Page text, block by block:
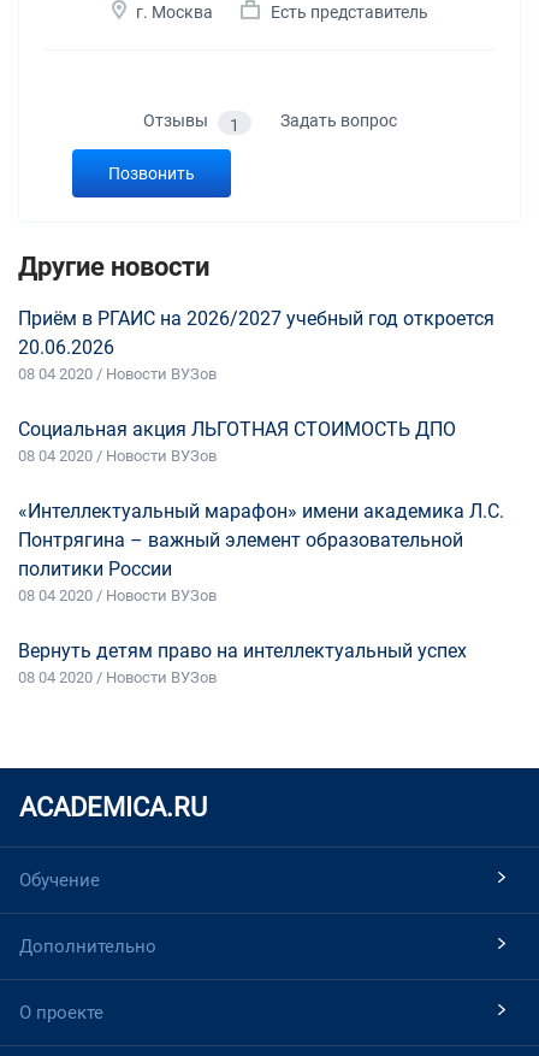
г. Москва Есть представитель
Отзывы 1 Задать вопрос
Позвонить
Другие новости
Приём в РГАИС на 2026/2027 учебный год откроется
20.06.2026
08 04 2020 / Новости ВУЗов
Социальная акция ЛЬГОТНАЯ СТОИМОСТЬ ДПО
08 04 2020 / Новости ВУЗов
«Интеллектуальный марафон» имени академика Л.С.
Понтрягина – важный элемент образовательной
политики России
08 04 2020 / Новости ВУЗов
Вернуть детям право на интеллектуальный успех
08 04 2020 / Новости ВУЗов
ACADEMICA.RU
Обучение
Дополнительно
О проекте